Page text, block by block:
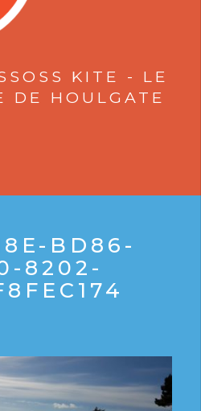
KITE - LE
DE HOULGATE
BD86-
8202-